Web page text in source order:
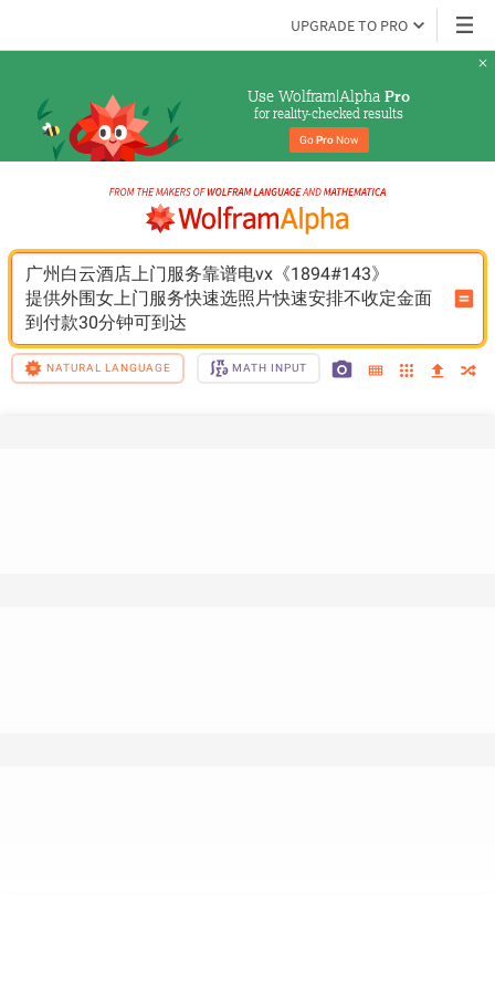
UPGRADE TO PRO
Use Wolfram|Alpha Pro
for reality-checked results
Go Pro Now
广州白云酒店上门服务靠谱电vx《1894#143》
提供外围女上门服务快速选照片快速安排不收定金面
到付款30分钟可到达
NATURAL LANGUAGE MATH INPUT